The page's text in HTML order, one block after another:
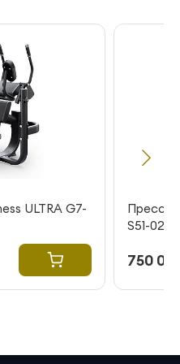
ULTRA G7-
Пресс-
S51-02
750